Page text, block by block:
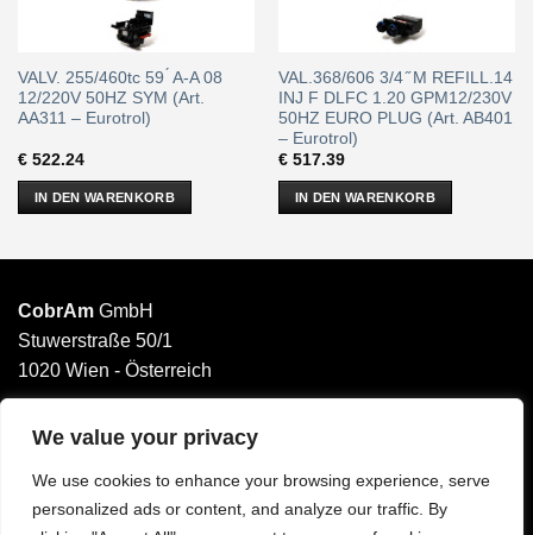
We value your privacy
We use cookies to enhance your browsing experience, serve
personalized ads or content, and analyze our traffic. By
VALV. 255/460tc 59 ́ A-A 08
12/220V 50HZ SYM (Art.
AA311 – Eurotrol)
€522.24
IN DEN WARENKORB
VAL.368/606 3/4 ̋ M REFILL.14
INJ F DLFC 1.20 GPM12/230V
50HZ EURO PLUG (Art. AB401
– Eurotrol)
€517.39
IN DEN WARENKORB
CobrAm GmbH
Stuwerstraße 50/1
1020 Wien - Österreich
______________________
Email: office@cobram.gmbh
Impressum
AGB